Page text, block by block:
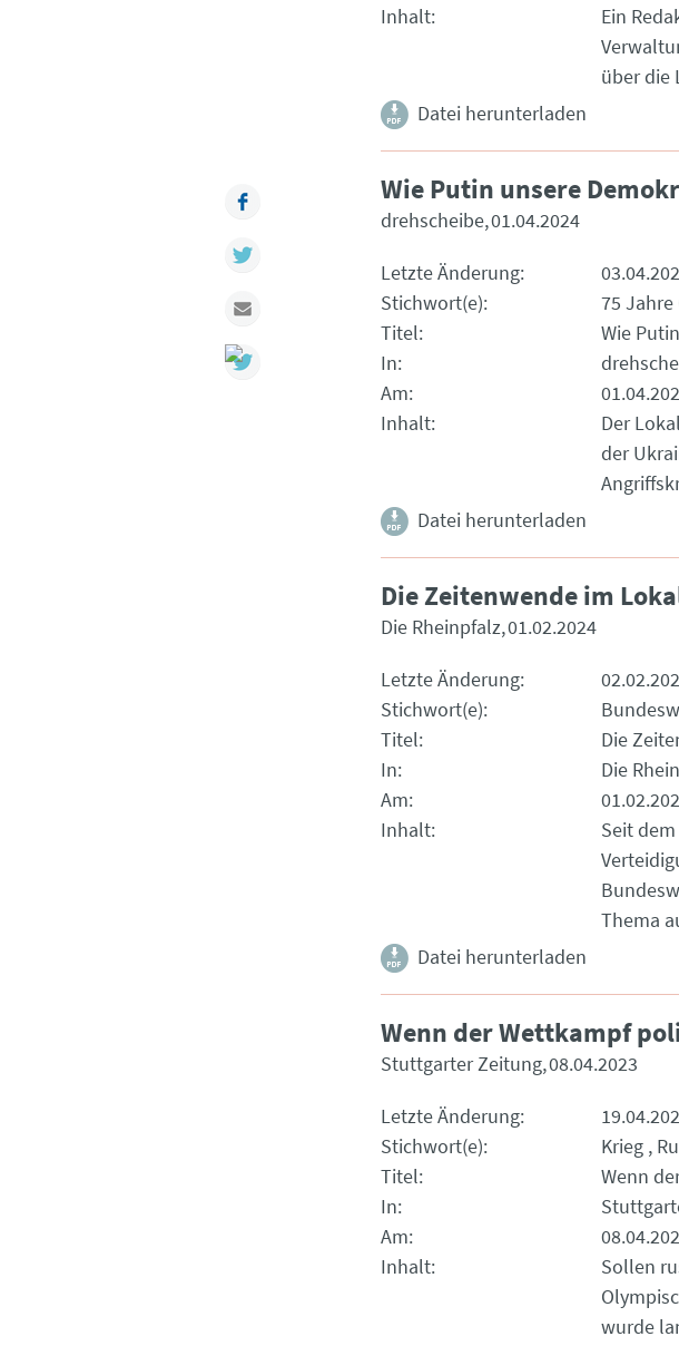
Inhalt
Ein
über die
Datei herunterladen
Wie Putin unsere
drehscheibe 01.04.2024
Letzte Änderung
Stichwort(e)
75 Jahre
Titel
Wie
In
Am
Inhalt
Der
der
Datei herunterladen
Die Zeitenwende im
Die Rheinpfalz 01.02.2024
Letzte Änderung
Stichwort(e)
Titel
Die
In
Die
Am
Inhalt
Seit
Thema
Datei herunterladen
Wenn der Wettkampf
Stuttgarter Zeitung 08.04.2023
Letzte Änderung
Stichwort(e)
Krieg
Titel
Wenn
In
Am
Inhalt
Sollen
wurde